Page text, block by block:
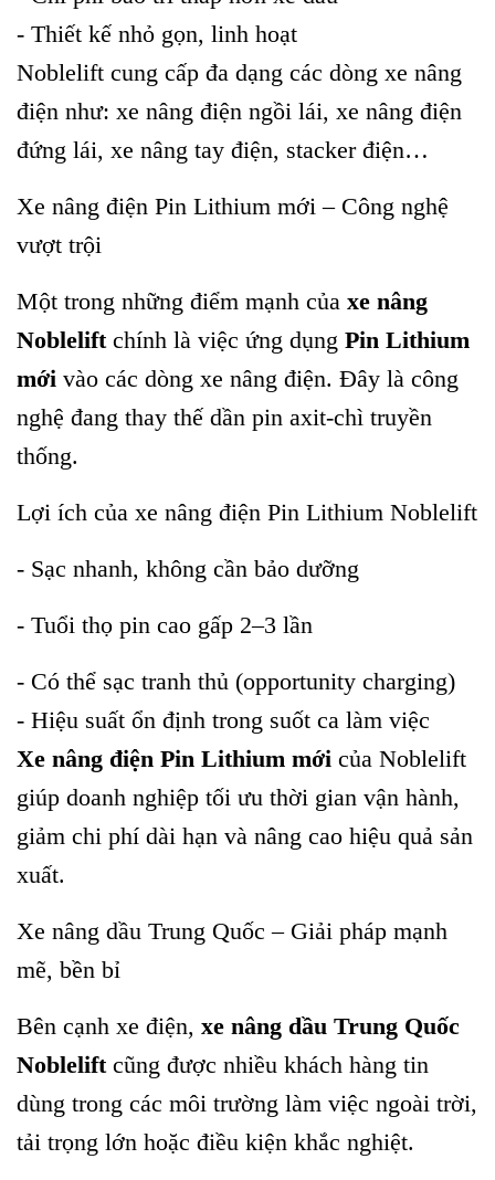
- Thiết kế nhỏ gọn, linh hoạt
Noblelift cung cấp đa dạng các dòng xe nâng
điện như: xe nâng điện ngồi lái, xe nâng điện
đứng lái, xe nâng tay điện, stacker điện…
Xe nâng điện Pin Lithium mới – Công nghệ
vượt trội
Một trong những điểm mạnh của xe nâng
Nobleliftchính là việc ứng dụng Pin Lithium
mới vào các dòng xe nâng điện. Đây là công
nghệ đang thay thế dần pin axit-chì truyền
thống.
Lợi ích của xe nâng điện Pin Lithium Noblelift
- Sạc nhanh, không cần bảo dưỡng
- Tuổi thọ pin cao gấp 2–3 lần
- Có thể sạc tranh thủ (opportunity charging)
- Hiệu suất ổn định trong suốt ca làm việc
Xe nâng điện Pin Lithium mới của Noblelift
giúp doanh nghiệp tối ưu thời gian vận hành,
giảm chi phí dài hạn và nâng cao hiệu quả sản
xuất.
Xe nâng dầu Trung Quốc – Giải pháp mạnh
mẽ, bền bỉ
Bên cạnh xe điện, xe nâng dầu Trung Quốc
Nobleliftcũng được nhiều khách hàng tin
dùng trong các môi trường làm việc ngoài trời,
tải trọng lớn hoặc điều kiện khắc nghiệt.